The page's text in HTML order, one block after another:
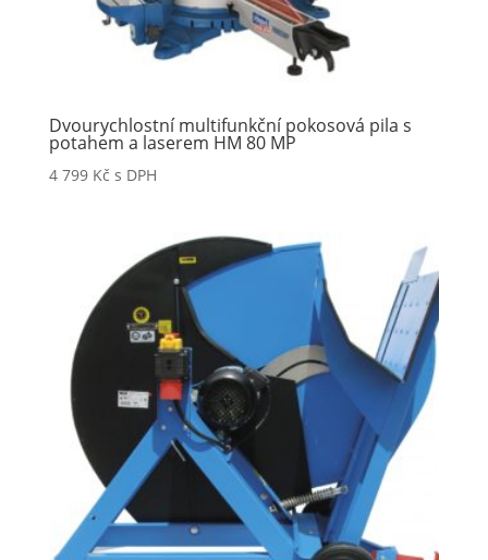
Dvourychlostní multifunkční pokosová pila s
potahem a laserem HM 80 MP
4 799 Kč s DPH